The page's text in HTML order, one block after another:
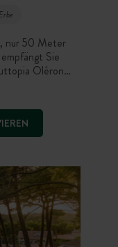
Erbe
nur 50 Meter
Sie
Oléron
Surfspots
Muschelsuche
und 160 km
Campingplatz,
zwischen
Authentizität